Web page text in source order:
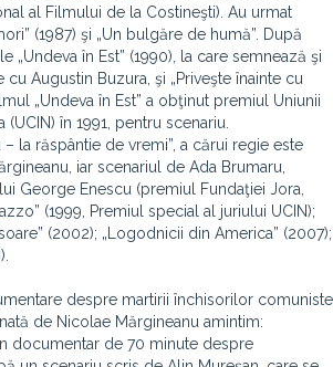
al Filmului de la Costineşti). Au urmat
(1987) şi „Un bulgăre de humă”. După
„Undeva în Est” (1990), la care semnează şi
Augustin Buzura, şi „Priveşte înainte cu
„Undeva în Est” a obţinut premiul Uniunii
în 1991, pentru scenariu.
– la răspântie de vremi”, a cărui regie este
iar scenariul de Ada Brumaru,
George Enescu (premiul Fundaţiei Jora,
(1999, Premiul special al juriului UCIN);
(2002); „Logodnicii din America” (2007);
despre martirii închisorilor comuniste
de Nicolae Mărgineanu amintim:
documentar de 70 minute despre